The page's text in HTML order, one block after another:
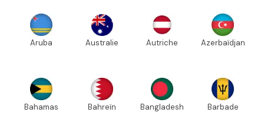
Aruba Australie Autriche Azerbaïdjan
Bahamas Bahreïn Bangladesh Barbade